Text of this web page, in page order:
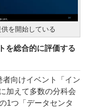
を開始している
を総合的に評価する
向けイベント「イン
加えて多数の分科会
1つ「データセンタ